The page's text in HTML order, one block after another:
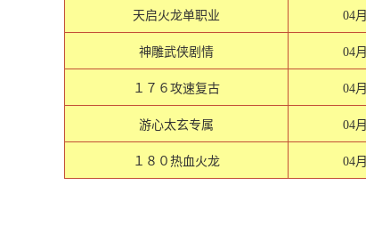
天启火龙单职业 04
神雕武侠剧情 04
１７６攻速复古 04
游心太玄专属 04
１８０热血火龙 04